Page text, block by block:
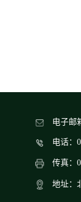
电子邮
电话：
传真：
地址：